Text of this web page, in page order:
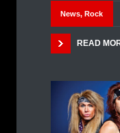
News, Rock
READ